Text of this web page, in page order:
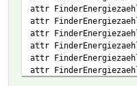
attr ABLMeter obj-
attr ABLMeter obj-
attr ABLMeter obj-
attr ABLMeter obj-
attr ABLMeter obj-
attr ABLMeter obj-
attr ABLMeter obj-
attr
attr
attr
attr
attr
attr